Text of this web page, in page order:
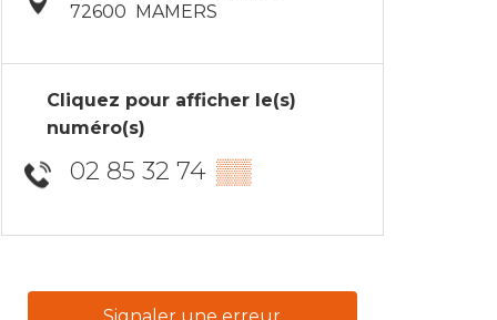
72600
MAMERS
Cliquez pour afficher le(s)
numéro(s)
02 85 32 74 ▒▒
Signaler une erreur